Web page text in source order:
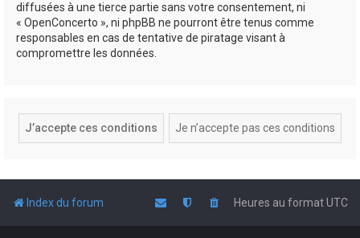
diffusées à une tierce partie sans votre consentement, ni
« OpenConcerto », ni phpBB ne pourront être tenus comme
responsables en cas de tentative de piratage visant à
compromettre les données.
Index du forum Heures au formatUTC